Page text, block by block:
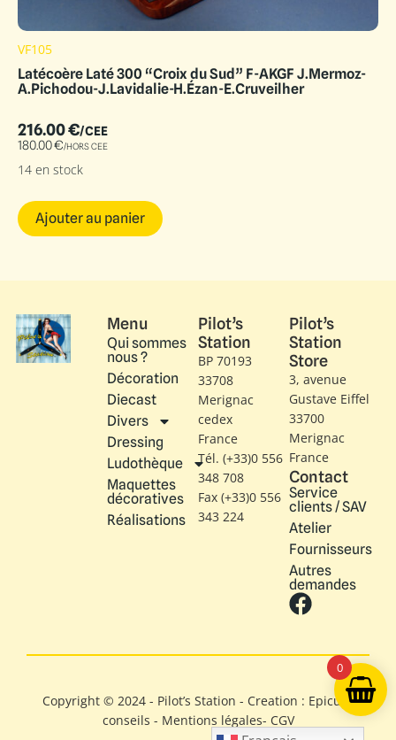
VF105
Latécoère Laté 300 “Croix du Sud” F-AKGF J.Mermoz-
A.Pichodou-J.Lavidalie-H.Ézan-E.Cruveilher
216.00€/CEE
180.00€/HORS CEE
14 en stock
Ajouter au panier
Menu
Qui sommes
nous ?
Décoration
Diecast
Divers
Dressing
Ludothèque
Maquettes
décoratives
Réalisations
Pilot’s
Station
BP 70193
33708
Merignac
cedex
France
Tél. (+33)0 556
348 708
Fax (+33)0 556
343 224
Pilot’s
Station
Store
3, avenue
Gustave Eiffel​
33700
Merignac
France
Contact
Service
clients / SAV
Atelier
Fournisseurs
Autres
demandes
Copyright © 2024 - Pilot’s Station - Creation : Epicure
conseils - Mentions légales- CGV
0